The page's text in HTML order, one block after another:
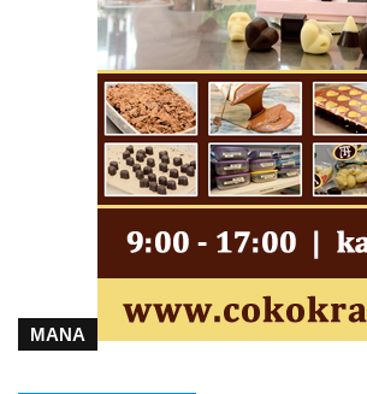
Sloup Nejsvětější Trojice ve Šluknově
Sloup Nejsvětější Trojice v Kadani
MANA